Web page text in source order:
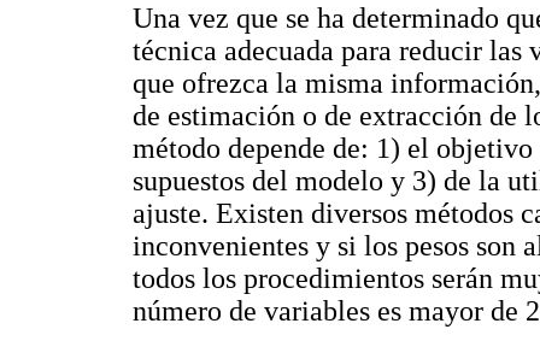
Una vez que se ha determinado
técnica adecuada para reducir las
que ofrezca la misma
de estimación o de extracción de
método depende de: 1) el
supuestos del modelo y 3) de la
ajuste. Existen diversos métodos
inconvenientes y si los pesos son
todos los procedimientos serán
número de variables es mayor de